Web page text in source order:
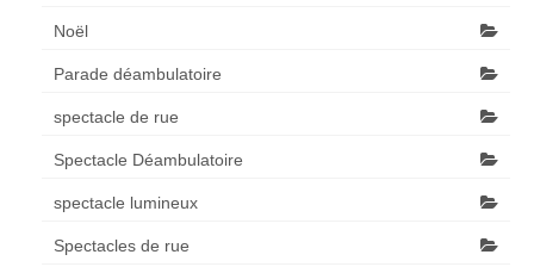
Noël
Parade déambulatoire
spectacle de rue
Spectacle Déambulatoire
spectacle lumineux
Spectacles de rue